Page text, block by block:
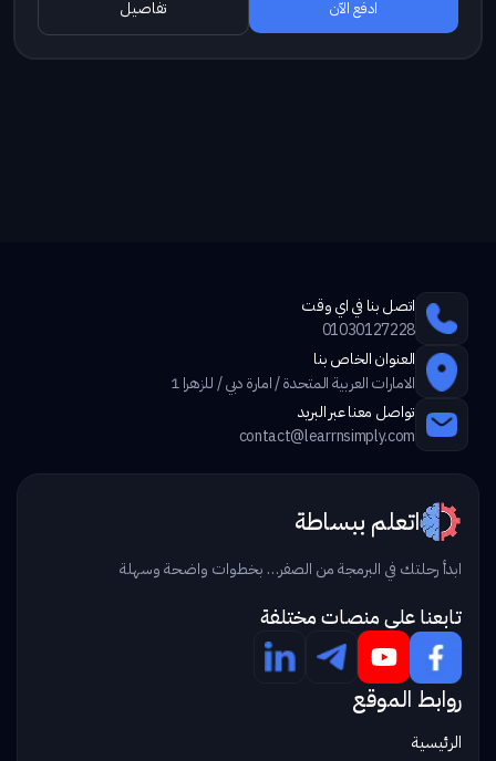
تفاصيل ادفع الآن
اتصل بنا في اي وقت
01030127228
العنوان الخاص بنا
الامارات العربية المتحدة / امارة دبي / للزهرا 1
تواصل معنا عبر البريد
contact@learrnsimply.com
اتعلم ببساطة
ابدأ رحلتك في البرمجة من الصفر… بخطوات واضحة وسهلة
تابعنا علي منصات مختلفة
روابط الموقع
الرئيسية